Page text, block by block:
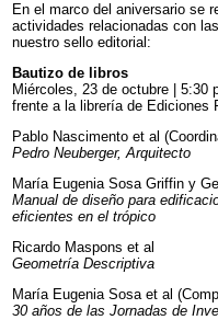
En el marco del aniversario se
actividades relacionadas con
nuestro sello editorial:
Bautizo de libros
Miércoles, 23 de octubre | 5:30
frente a la librería de Ediciones
Pablo Nascimento et al
Pedro Neuberger, Arquitecto
María Eugenia Sosa Griffin y
Manual de diseño para
eficientes en el trópico
Ricardo Maspons et al
Geometría Descriptiva
María Eugenia Sosa et al
30 años de las Jornadas de